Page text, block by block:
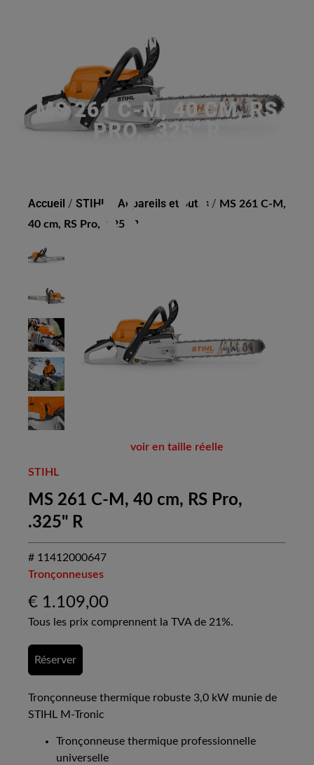
MS 261 C-M, 40 CM, RS
PRO, .325" R
Accueil / STIHL Appareils et outils / MS 261 C-M,
40 cm, RS Pro, .325" R
voir en taille réelle
STIHL
MS 261 C-M, 40 cm, RS Pro,
.325" R
# 11412000647
Tronçonneuses
€ 1.109,00
Tous les prix comprennent la TVA de 21%.
Réserver
Tronçonneuse thermique robuste 3,0 kW munie de
STIHL M-Tronic
Tronçonneuse thermique professionnelle
universelle